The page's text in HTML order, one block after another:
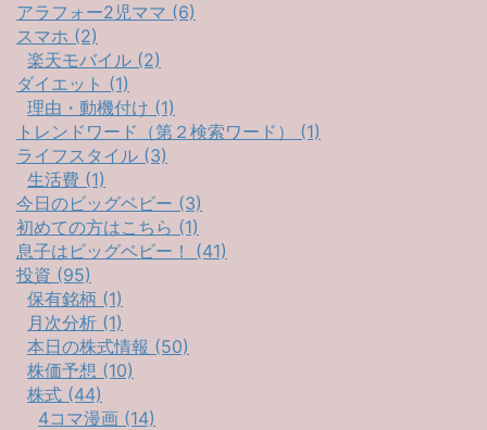
アラフォー2児ママ (6)
スマホ (2)
楽天モバイル (2)
ダイエット (1)
理由・動機付け (1)
トレンドワード（第２検索ワード） (1)
ライフスタイル (3)
生活費 (1)
今日のビッグベビー (3)
初めての方はこちら (1)
息子はビッグベビー！ (41)
投資 (95)
保有銘柄 (1)
月次分析 (1)
本日の株式情報 (50)
株価予想 (10)
株式 (44)
4コマ漫画 (14)